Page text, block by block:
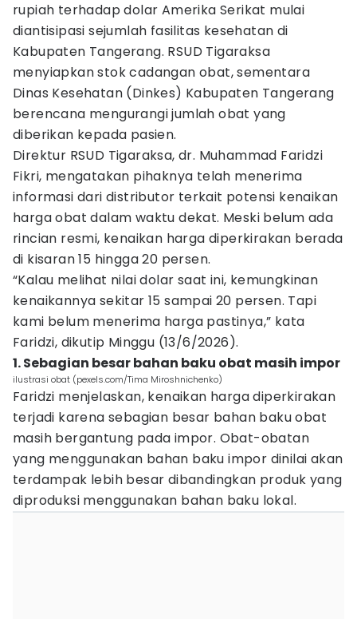
rupiah terhadap dolar Amerika Serikat mulai
diantisipasi sejumlah fasilitas kesehatan di
Kabupaten Tangerang. RSUD Tigaraksa
menyiapkan stok cadangan obat, sementara
Dinas Kesehatan (Dinkes) Kabupaten Tangerang
berencana mengurangi jumlah obat yang
diberikan kepada pasien.
Direktur RSUD Tigaraksa, dr. Muhammad Faridzi
Fikri, mengatakan pihaknya telah menerima
informasi dari distributor terkait potensi kenaikan
harga obat dalam waktu dekat. Meski belum ada
rincian resmi, kenaikan harga diperkirakan berada
di kisaran 15 hingga 20 persen.
“Kalau melihat nilai dolar saat ini, kemungkinan
kenaikannya sekitar 15 sampai 20 persen. Tapi
kami belum menerima harga pastinya,” kata
Faridzi, dikutip Minggu (13/6/2026).
1. Sebagian besar bahan baku obat masih impor
ilustrasi obat (pexels.com/Tima Miroshnichenko)
Faridzi menjelaskan, kenaikan harga diperkirakan
terjadi karena sebagian besar bahan baku obat
masih bergantung pada impor. Obat-obatan
yang menggunakan bahan baku impor dinilai akan
terdampak lebih besar dibandingkan produk yang
diproduksi menggunakan bahan baku lokal.